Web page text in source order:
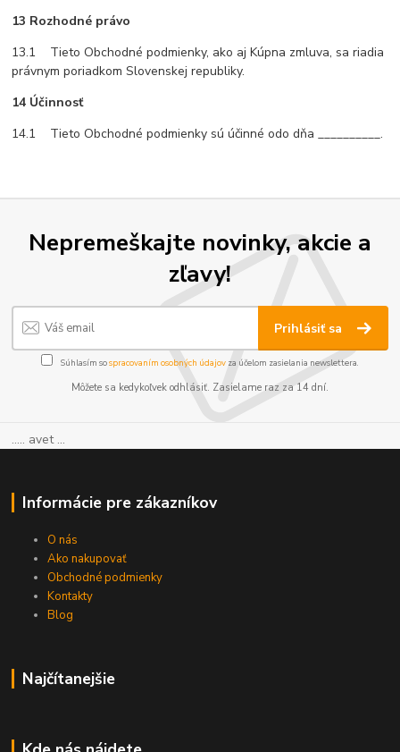
13 Rozhodné právo
13.1 Tieto Obchodné podmienky, ako aj Kúpna zmluva, sa riadia
právnym poriadkom Slovenskej republiky.
14 Účinnosť
14.1 Tieto Obchodné podmienky sú účinné odo dňa __________.
Nepremeškajte novinky, akcie a
zľavy!
Prihlásiť sa
Súhlasím sospracovaním osobných údajov za účelom zasielania newslettera.
Môžete sa kedykoľvek odhlásiť. Zasielame raz za 14 dní.
..... avet ...
Informácie pre zákazníkov
O nás
Ako nakupovať
Obchodné podmienky
Kontakty
Blog
Najčítanejšie